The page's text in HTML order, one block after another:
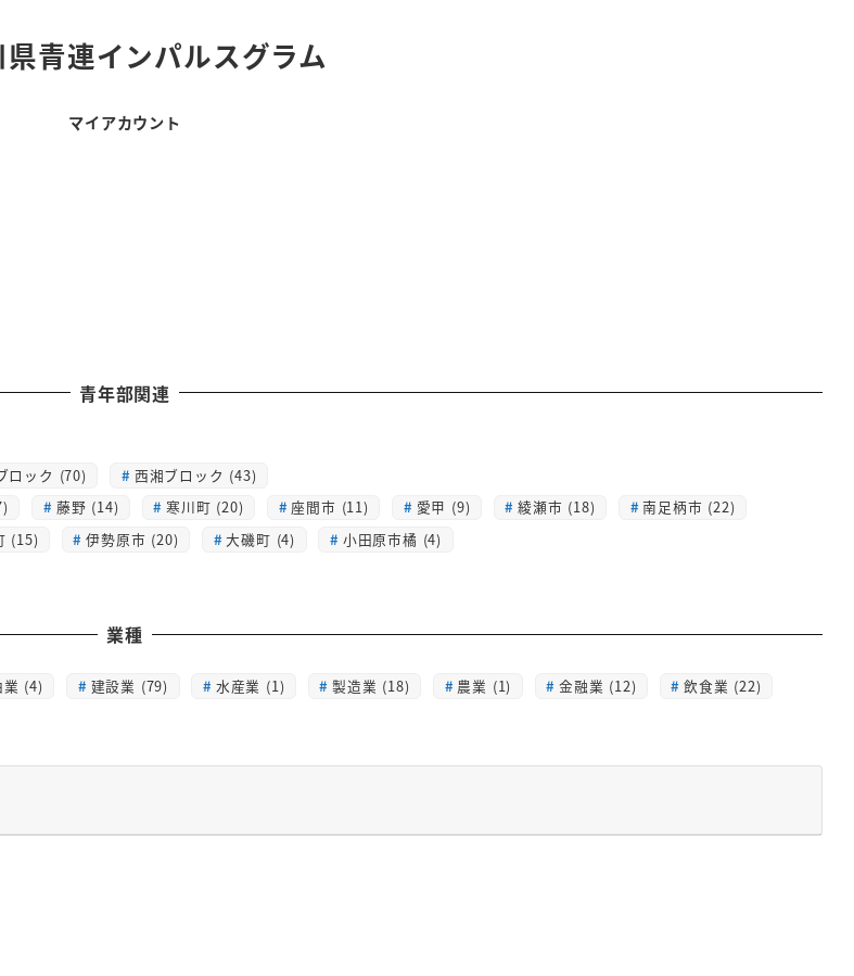
青連インパルスグラム
マイアカウント
青年部関連
ロック (70)
西湘ブロック (43)
藤野 (14) 寒川町 (20) 座間市 (11) 愛甲 (9) 綾瀬市 (18)
南足柄市 (22)
(15) 伊勢原市 (20) 大磯町 (4)
小田原市橘 (4)
業種
業 (4) 建設業 (79) 水産業 (1) 製造業 (18) 農業 (1) 金融業 (12)
飲食業 (22)